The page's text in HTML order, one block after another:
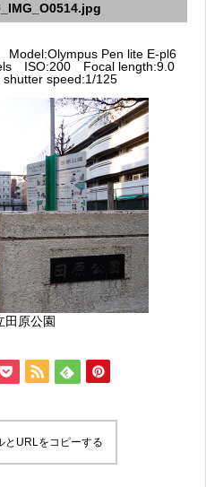
Pen lite E-pl6
ISO:200 Focal length:9.0
speed:1/125
田原公園
とURLをコピーする